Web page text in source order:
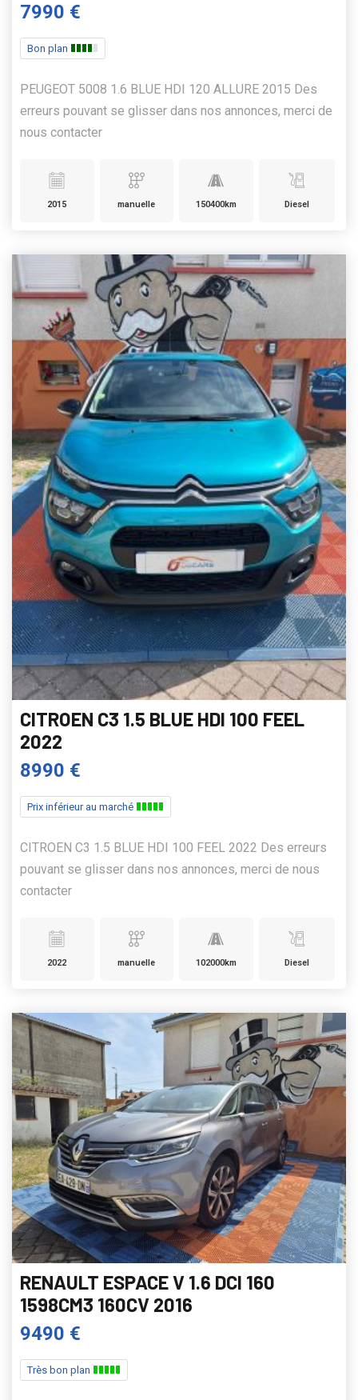
7990 €
Bon plan
PEUGEOT 5008 1.6 BLUE HDI 120 ALLURE 2015 Des
erreurs pouvant se glisser dans nos annonces, merci de
nous contacter
2015 manuelle 150400km Diesel
CITROEN C3 1.5 BLUE HDI 100 FEEL
2022
8990 €
Prix inférieur au marché
CITROEN C3 1.5 BLUE HDI 100 FEEL 2022 Des erreurs
pouvant se glisser dans nos annonces, merci de nous
contacter
2022 manuelle 102000km Diesel
RENAULT ESPACE V 1.6 DCI 160
1598CM3 160CV 2016
9490 €
Très bon plan